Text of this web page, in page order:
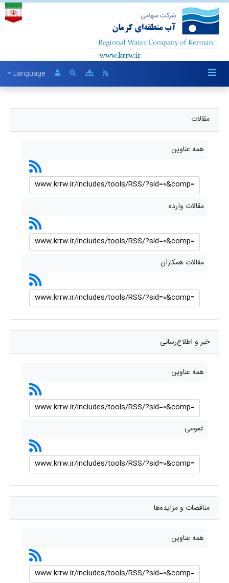
Language
مقالات
همه عناوین
مقالات وارده
مقالات همکاران
خبر و اطلاع‌رسانی
همه عناوین
عمومی
مناقصات و مزایده‌ها
همه عناوین